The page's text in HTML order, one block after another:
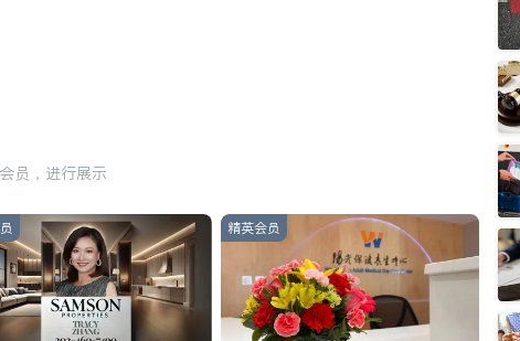
员，进行展示
精英会员